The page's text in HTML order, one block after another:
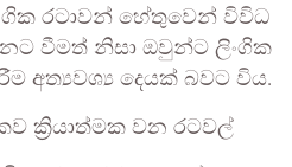
රටාවන් හේතුවෙන් විවිධ
වීමත් නිසා ඔවුන්ට ලිංගික
අත්‍යවශ්‍ය දෙයක් බවට විය.
ක්‍රියාත්මක වන රටවල්